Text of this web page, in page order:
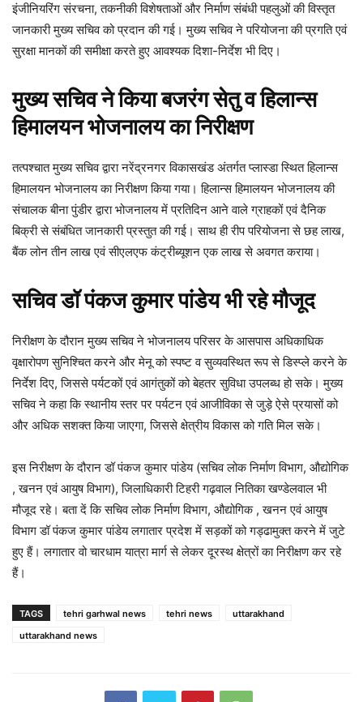
इंजीनियरिंग संरचना, तकनीकी विशेषताओं और निर्माण संबंधी पहलुओं की विस्तृत
जानकारी मुख्य सचिव को प्रदान की गई। मुख्य सचिव ने परियोजना की प्रगति एवं
सुरक्षा मानकों की समीक्षा करते हुए आवश्यक दिशा-निर्देश भी दिए।
मुख्य सचिव ने किया बजरंग सेतु व हिलान्स
हिमालयन भोजनालय का निरीक्षण
तत्पश्चात मुख्य सचिव द्वारा नरेंद्रनगर विकासखंड अंतर्गत प्लास्डा स्थित हिलान्स
हिमालयन भोजनालय का निरीक्षण किया गया। हिलान्स हिमालयन भोजनालय की
संचालक बीना पुंडीर द्वारा भोजनालय में प्रतिदिन आने वाले ग्राहकों एवं दैनिक
बिक्री से संबंधित जानकारी प्रस्तुत की गई। साथ ही रीप परियोजना से छह लाख,
बैंक लोन तीन लाख एवं सीएलएफ कंट्रीब्यूशन एक लाख से अवगत कराया।
सचिव डॉ पंकज कुमार पांडेय भी रहे मौजूद
निरीक्षण के दौरान मुख्य सचिव ने भोजनालय परिसर के आसपास अधिकाधिक
वृक्षारोपण सुनिश्चित करने और मेनू को स्पष्ट व सुव्यवस्थित रूप से डिस्प्ले करने के
निर्देश दिए, जिससे पर्यटकों एवं आगंतुकों को बेहतर सुविधा उपलब्ध हो सके। मुख्य
सचिव ने कहा कि स्थानीय स्तर पर पर्यटन एवं आजीविका से जुड़े ऐसे प्रयासों को
और अधिक सशक्त किया जाएगा, जिससे क्षेत्रीय विकास को गति मिल सके।
इस निरीक्षण के दौरान डॉ पंकज कुमार पांडेय (सचिव लोक निर्माण विभाग, औद्योगिक
, खनन एवं आयुष विभाग), जिलाधिकारी टिहरी गढ़वाल नितिका खण्डेलवाल भी
मौजूद रहे। बता दें कि सचिव लोक निर्माण विभाग, औद्योगिक , खनन एवं आयुष
विभाग डॉ पंकज कुमार पांडेय लगातार प्रदेश में सड़कों को गड्ढामुक्त करने में जुटे
हुए हैं। लगातार वो चारधाम यात्रा मार्ग से लेकर दूरस्थ क्षेत्रों का निरीक्षण कर रहे
हैं।
TAGS tehri garhwal news tehri news
uttarakhand
uttarakhand news